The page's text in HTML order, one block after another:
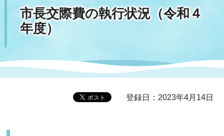
市長交際費の執行状況（令和４
年度）
登録日：2023年4月14日